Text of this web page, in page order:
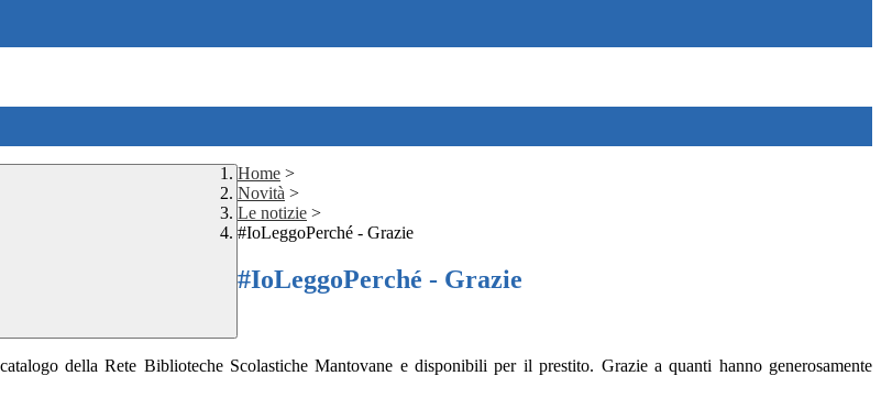
Home >
Novità >
Le notizie >
#IoLeggoPerché - Grazie
#IoLeggoPerché - Grazie
della Rete Biblioteche Scolastiche Mantovane e disponibili per il prestito. Grazie a quanti hanno generosamente